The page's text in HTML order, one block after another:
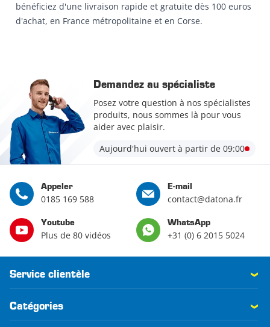
bénéficiez d'une livraison rapide et gratuite dès 100 euros
d'achat, en France métropolitaine et en Corse.
Demandez au spécialiste
Posez votre question à nos spécialistes
produits, nous sommes là pour vous
aider avec plaisir.
Aujourd'hui ouvert à partir de 09:00
Appeler
0185 169 588
E-mail
contact@datona.fr
Youtube
Plus de 80 vidéos
WhatsApp
+31 (0) 6 2015 5024
Service clientèle
Catégories